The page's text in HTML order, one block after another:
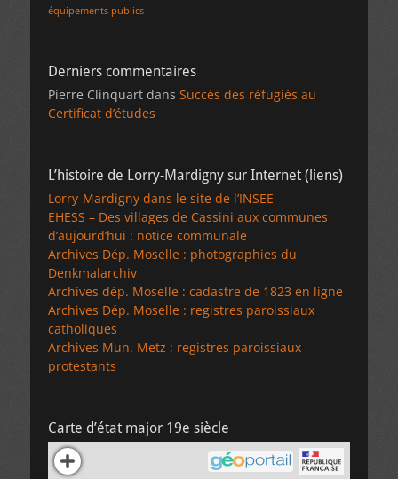
équipements publics
Derniers commentaires
Pierre Clinquart dans Succès des réfugiés au
Certificat d’études
L’histoire de Lorry-Mardigny sur Internet (liens)
Lorry-Mardigny dans le site de l’INSEE
EHESS – Des villages de Cassini aux communes
d’aujourd’hui : notice communale
Archives Dép. Moselle : photographies du
Denkmalarchiv
Archives dép. Moselle : cadastre de 1823 en ligne
Archives Dép. Moselle : registres paroissiaux
catholiques
Archives Mun. Metz : registres paroissiaux
protestants
Carte d’état major 19e siècle